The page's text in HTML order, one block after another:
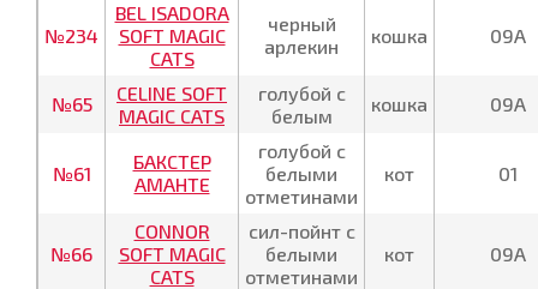
№234
BEL ISADORA
SOFT MAGIC
CATS
черный
арлекин
кошка 09А
№65
CELINE SOFT
MAGIC CATS
голубой с
белым
кошка 09А
№61
БАКСТЕР
АМАНТЕ
голубой с
белыми
отметинами
кот 01
№66
CONNOR
SOFT MAGIC
CATS
сил-пойнт с
белыми
отметинами
кот 09А